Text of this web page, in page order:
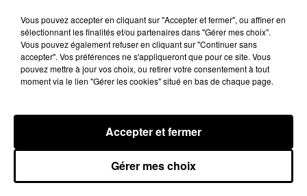
Face à ces lourds désagréments,William Higham
conseille ainsi aux employeurs d'offrir plus
bouger davantage."Il faut concevoir des
bâtiments de manière à ce qu’il y ait plus d’espace
Vous pouvez accepter en cliquant sur "Accepter et fermer", ou affiner en
sélectionnant les finalités et/ou partenaires dans "Gérer mes choix".
Vous pouvez également refuser en cliquant sur "Continuer sans
accepter". Vos préférences ne s'appliqueront que pour ce site. Vous
pouvez mettre à jour vos choix, ou retirer votre consentement à tout
moment via le lien "Gérer les cookies" situé en bas de chaque page.
Gérer mes choix
Accepter et fermer